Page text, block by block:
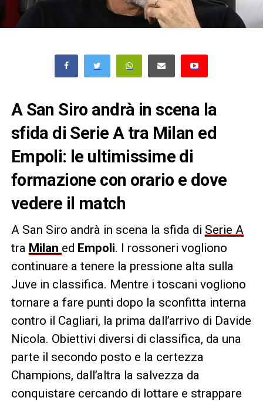
A San Siro andrà in scena la
sfida di Serie A tra Milan ed
Empoli: le ultimissime di
formazione con orario e dove
vedere il match
A San Siro andrà in scena la sfida di Serie A
tra Milan ed Empoli. I rossoneri vogliono
continuare a tenere la pressione alta sulla
Juve in classifica. Mentre i toscani vogliono
tornare a fare punti dopo la sconfitta interna
contro il Cagliari, la prima dall’arrivo di Davide
Nicola. Obiettivi diversi di classifica, da una
parte il secondo posto e la certezza
Champions, dall’altra la salvezza da
conquistare cercando di lottare e strappare